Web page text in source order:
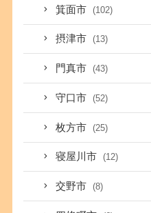
箕面市 (102)
摂津市 (13)
門真市 (43)
守口市 (52)
枚方市 (25)
寝屋川市 (12)
交野市 (8)